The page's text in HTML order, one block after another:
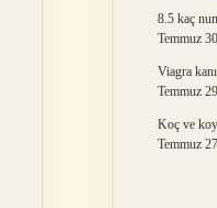
8.5 kaç
Temmuz
Viagra
Temmuz
Koç ve
Temmuz